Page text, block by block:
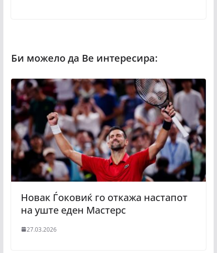
Новак Ѓоковиќ го откажа настапот
на уште еден Мастерс
27.03.2026